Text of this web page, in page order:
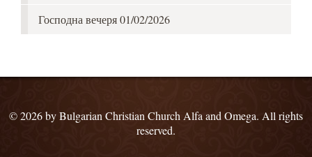
Господна вечеря 01/02/2026
© 2026 by Bulgarian Christian Church Alfa and Omega. All rights
reserved.